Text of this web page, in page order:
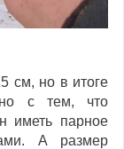
см, но в итоге
с тем, что
иметь парное
А размер